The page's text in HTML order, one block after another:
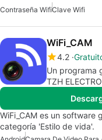
Contraseña WifiClave Wifi
WiFi_CAM
4.2
Un programa
TZH
WiFi_CAM es un
categoría 'Estilo de vida'.